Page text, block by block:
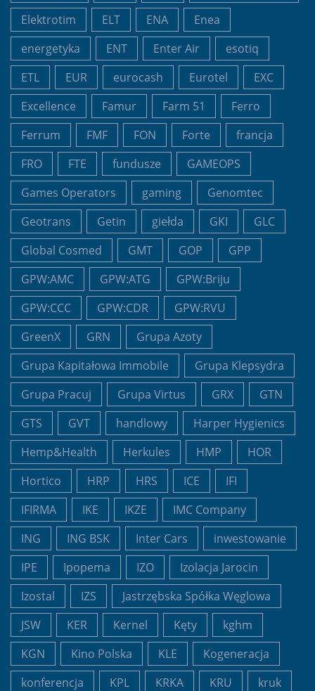
Elektrotim
ELT ENA
Enea
energetyka
ENT Enter Air
esotiq
ETL
EUR eurocash Eurotel
EXC
Excellence
Famur Farm 51
Ferro
Ferrum
FMF FON Forte
francja
FRO
FTE fundusze
GAMEOPS
Games Operators
gaming
Genomtec
Geotrans
Getin giełda GKI
GLC
Global Cosmed
GMT GOP
GPP
GPW:AMC
GPW:ATG
GPW:Briju
GPW:CCC
GPW:CDR
GPW:RVU
GreenX
GRN
Grupa Azoty
Grupa Kapitałowa Immobile
Grupa Klepsydra
Grupa Pracuj
Grupa Virtus GRX
GTN
GTS
GVT handlowy
Harper Hygienics
Hemp&Health
Herkules HMP
HOR
Hortico
HRP HRS ICE
IFI
IFIRMA
IKE IKZE
IMC Company
ING
ING BSK Inter Cars
inwestowanie
IPE
Ipopema IZO
Izolacja Jarocin
Izostal
IZS
Jastrzębska Spółka Węglowa
JSW
KER Kernel Kęty
kghm
KGN
Kino Polska KLE
Kogeneracja
konferencja
KPL KRKA KRU kruk